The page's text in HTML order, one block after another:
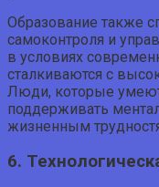
Образование также
самоконтроля и
в условиях
сталкиваются с
Люди, которые
поддерживать
жизненным
6.